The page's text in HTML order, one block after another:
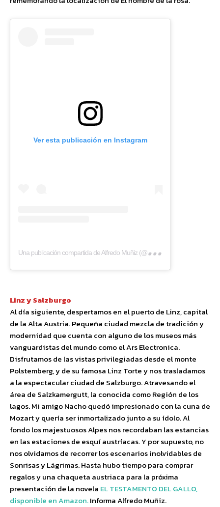
Ver esta publicación en Instagram
Una
publicación compartida de Alfredo Muñiz (@eltestamentodelgallo)
Linz y Salzburgo
Al día siguiente, despertamos en el puerto de Linz, capital
de la Alta Austria. Pequeña ciudad mezcla de tradición y
modernidad que cuenta con alguno de los museos más
vanguardistas del mundo como el Ars Electronica.
Disfrutamos de las vistas privilegiadas desde el monte
Polstemberg, y de su famosa Linz Torte y nos trasladamos
a la espectacular ciudad de Salzburgo. Atravesando el
área de Salzkamergutt, la conocida como Región de los
lagos. Mi amigo Nacho quedó impresionado con la cuna de
Mozart y quería ser inmortalizado junto a su ídolo. Al
fondo los majestuosos Alpes nos recordaban las estancias
en las estaciones de esquí austríacas. Y por supuesto, no
nos olvidamos de recorrer los escenarios inolvidables de
Sonrisas y Lágrimas. Hasta hubo tiempo para comprar
regalos y una chaqueta austriaca para la próxima
presentación de la novela EL TESTAMENTO DEL GALLO,
disponible en Amazon.Informa Alfredo Muñiz.